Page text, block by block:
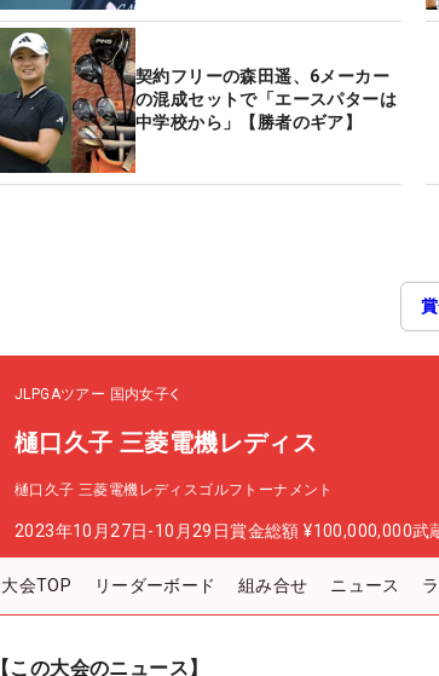
契約フリーの森田遥、6メーカー
の混成セットで「エースパターは
中学校から」【勝者のギア】
JLPGAツアー 国内女子
樋口久子 三菱電機レディス
樋口久子 三菱電機レディスゴルフトーナメント
2023年10月27日-10月29日賞金総額 ¥100,000,000武
大会TOP リーダーボード 組み合せ ニュース
【この大会のニュース】